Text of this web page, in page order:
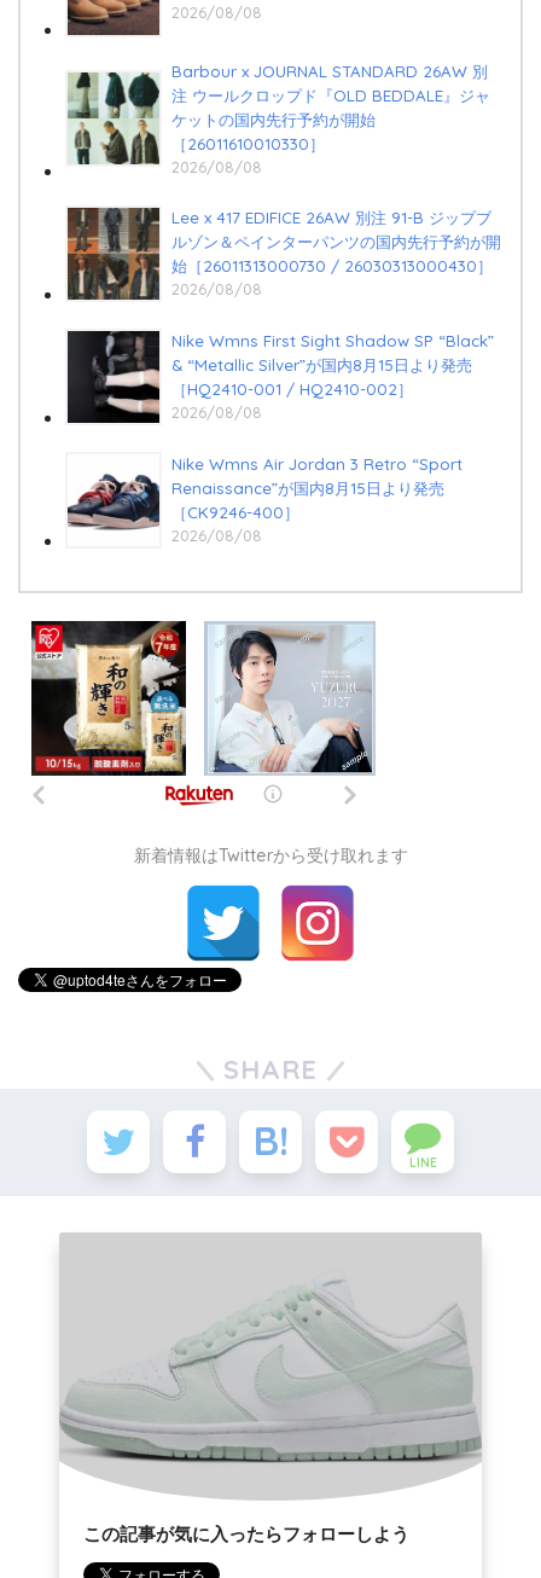
2026/08/08
Barbour x JOURNAL STANDARD 26AW 別
注 ウールクロップド『OLD BEDDALE』ジャ
ケットの国内先行予約が開始
［26011610010330］
2026/08/08
Lee x 417 EDIFICE 26AW 別注 91-B ジップブ
ルゾン＆ペインターパンツの国内先行予約が開
始［26011313000730 / 26030313000430］
2026/08/08
Nike Wmns First Sight Shadow SP “Black”
& “Metallic Silver”が国内8月15日より発売
［HQ2410-001 / HQ2410-002］
2026/08/08
Nike Wmns Air Jordan 3 Retro “Sport
Renaissance”が国内8月15日より発売
［CK9246-400］
2026/08/08
新着情報はTwitterから受け取れます
SHARE
LINE
この記事が気に入ったらフォローしよう